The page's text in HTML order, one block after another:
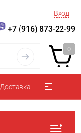
Вход
+7 (916) 873-22-99
0
Доставка